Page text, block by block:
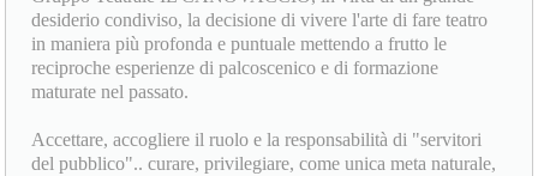
desiderio condiviso, la decisione di vivere l'arte di fare teatro
in maniera più profonda e puntuale mettendo a frutto le
reciproche esperienze di palcoscenico e di formazione
maturate nel passato.
Accettare, accogliere il ruolo e la responsabilità di "servitori
del pubblico".. curare, privilegiare, come unica meta naturale,